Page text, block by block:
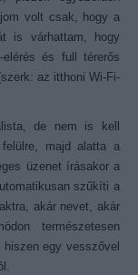
volt csak, hogy a
is várhattam, hogy
és full térerős
az itthoni Wi-Fi-
de nem is kell
majd alatta a
üzenet írásakor a
szűkíti a
akár nevet, akár
természetesen
egy vesszővel